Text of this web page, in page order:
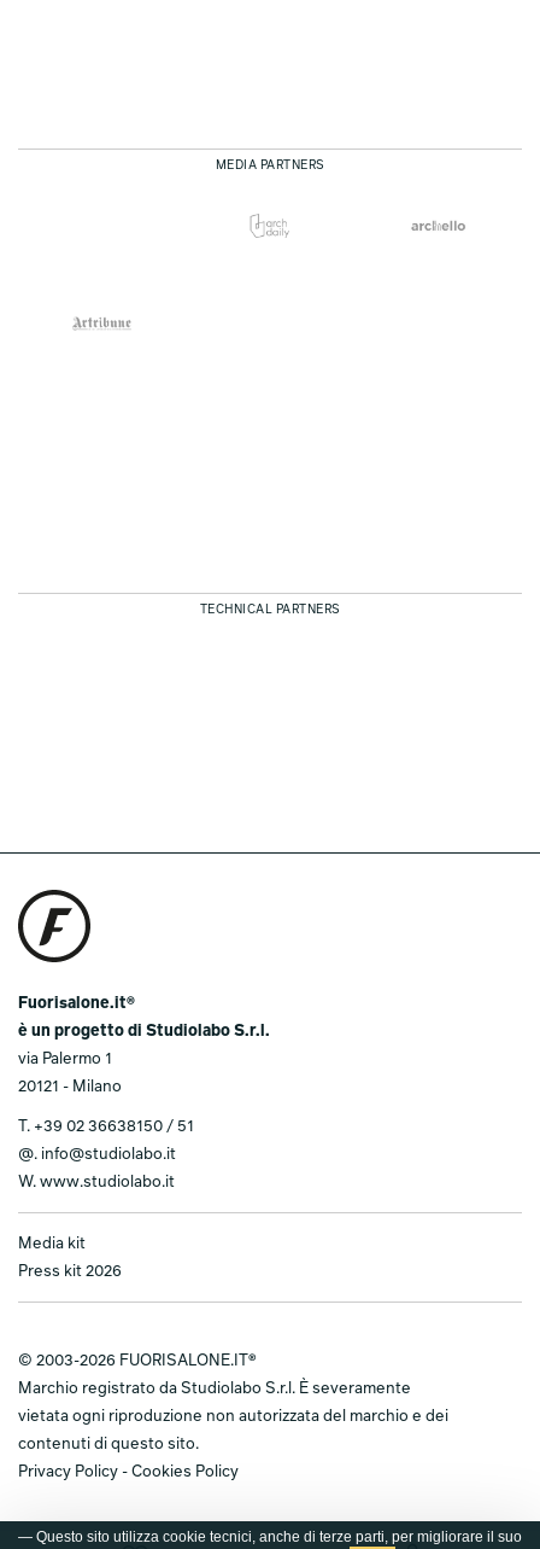
— Questo sito utilizza cookie tecnici, anche di terze parti, per migliorare il suo
MEDIA PARTNERS
TECHNICAL PARTNERS
Fuorisalone.it®
è un progetto di Studiolabo S.r.l.
via Palermo 1
20121 - Milano
T. +39 02 36638150 / 51
@. info@studiolabo.it
W. www.studiolabo.it
Media kit
Press kit 2026
© 2003-2026 FUORISALONE.IT®
Marchio registrato da Studiolabo S.r.l. È severamente
vietata ogni riproduzione non autorizzata del marchio e dei
contenuti di questo sito.
Privacy Policy - Cookies Policy